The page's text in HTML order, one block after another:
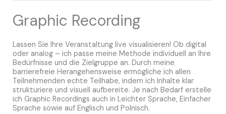
Graphic Recording
Lassen Sie Ihre Veranstaltung live visualisieren! Ob digital
oder analog – ich passe meine Methode individuell an Ihre
Bedürfnisse und die Zielgruppe an. Durch meine
barrierefreie Herangehensweise ermögliche ich allen
Teilnehmenden echte Teilhabe, indem ich Inhalte klar
strukturiere und visuell aufbereite. Je nach Bedarf erstelle
ich Graphic Recordings auch in Leichter Sprache, Einfacher
Sprache sowie auf Englisch und Polnisch.